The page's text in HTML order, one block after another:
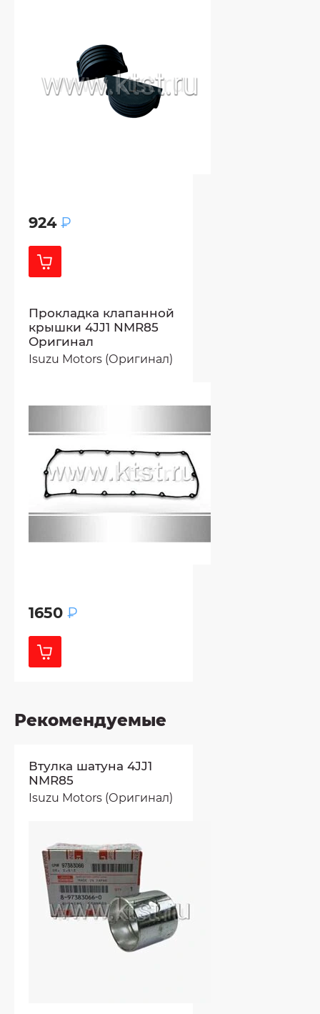
924 ₽
Прокладка клапанной
крышки 4JJ1 NMR85
Оригинал
Isuzu Motors (Оригинал)
1650 ₽
Рекомендуемые
Втулка шатуна 4JJ1
NMR85
Isuzu Motors (Оригинал)